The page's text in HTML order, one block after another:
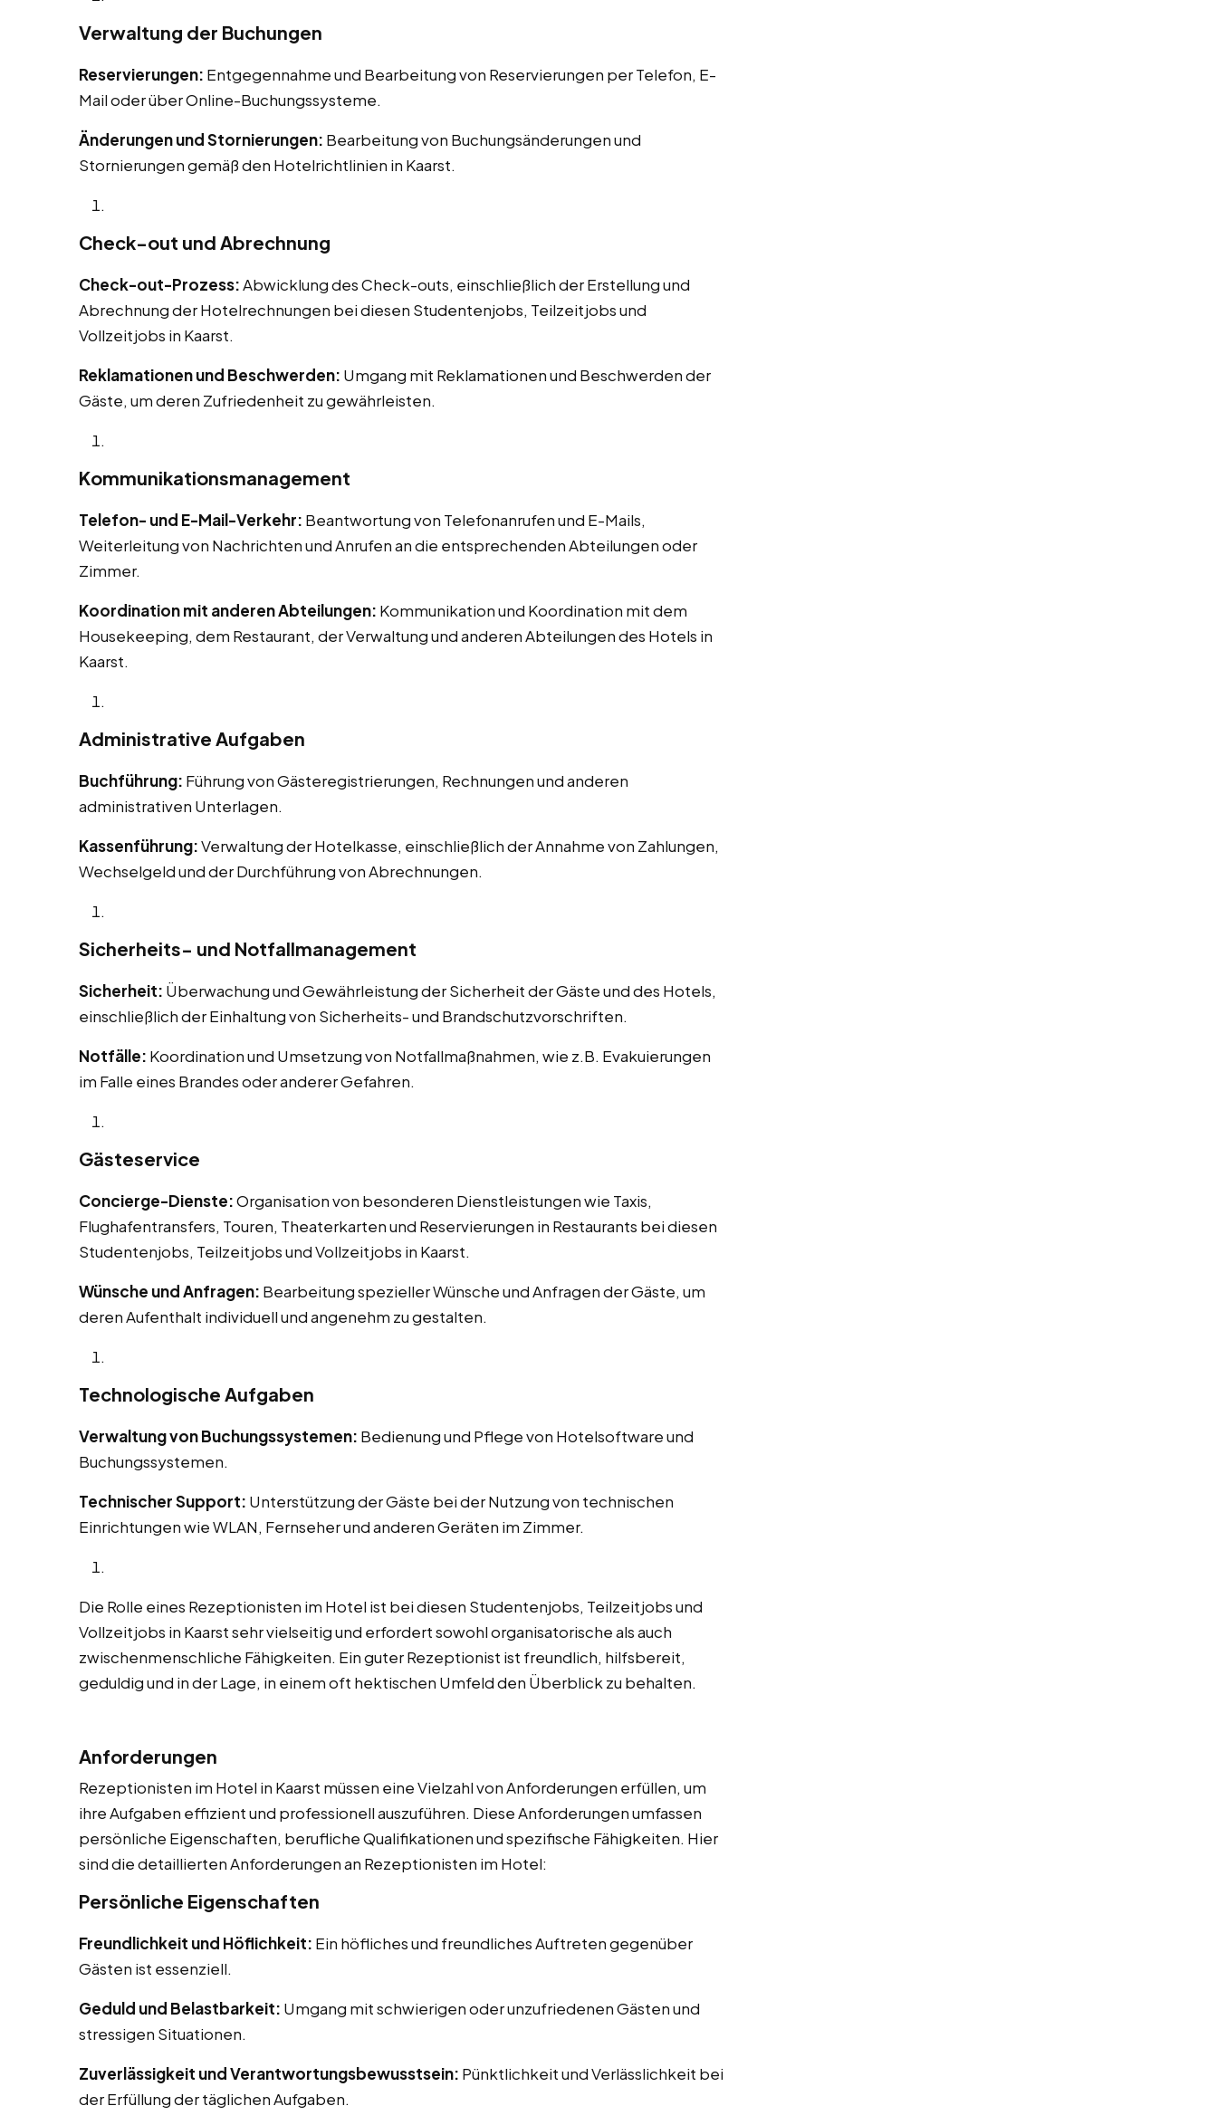
Verwaltung der Buchungen
Reservierungen: Entgegennahme und Bearbeitung von Reservierungen per Telefon, E-
Mail oder über Online-Buchungssysteme.
Änderungen und Stornierungen: Bearbeitung von Buchungsänderungen und
Stornierungen gemäß den Hotelrichtlinien in Kaarst.
Check-out und Abrechnung
Check-out-Prozess:Abwicklung des Check-outs, einschließlich der Erstellung und
Abrechnung der Hotelrechnungen bei diesen Studentenjobs, Teilzeitjobs und
Vollzeitjobs in Kaarst.
Reklamationen und Beschwerden: Umgang mit Reklamationen und Beschwerden der
Gäste, um deren Zufriedenheit zu gewährleisten.
Kommunikationsmanagement
Telefon- und E-Mail-Verkehr: Beantwortung von Telefonanrufen und E-Mails,
Weiterleitung von Nachrichten und Anrufen an die entsprechenden Abteilungen oder
Zimmer.
Koordination mit anderen Abteilungen: Kommunikation und Koordination mit dem
Housekeeping, dem Restaurant, der Verwaltung und anderen Abteilungen des Hotels in
Kaarst.
Administrative Aufgaben
Buchführung: Führung von Gästeregistrierungen, Rechnungen und anderen
administrativen Unterlagen.
Kassenführung:Verwaltung der Hotelkasse, einschließlich der Annahme von Zahlungen,
Wechselgeld und der Durchführung von Abrechnungen.
Sicherheits- und Notfallmanagement
Sicherheit: Überwachung und Gewährleistung der Sicherheit der Gäste und des Hotels,
einschließlich der Einhaltung von Sicherheits- und Brandschutzvorschriften.
Notfälle: Koordination und Umsetzung von Notfallmaßnahmen, wie z.B. Evakuierungen
im Falle eines Brandes oder anderer Gefahren.
Gästeservice
Concierge-Dienste:Organisation von besonderen Dienstleistungen wie Taxis,
Flughafentransfers, Touren, Theaterkarten und Reservierungen in Restaurants bei diesen
Studentenjobs, Teilzeitjobs und Vollzeitjobs in Kaarst.
Wünsche und Anfragen: Bearbeitung spezieller Wünsche und Anfragen der Gäste, um
deren Aufenthalt individuell und angenehm zu gestalten.
Technologische Aufgaben
Verwaltung von Buchungssystemen: Bedienung und Pflege von Hotelsoftware und
Buchungssystemen.
Technischer Support: Unterstützung der Gäste bei der Nutzung von technischen
Einrichtungen wie WLAN, Fernseher und anderen Geräten im Zimmer.
Die Rolle eines Rezeptionisten im Hotel ist bei diesen Studentenjobs, Teilzeitjobs und
Vollzeitjobs in Kaarst sehr vielseitig und erfordert sowohl organisatorische als auch
zwischenmenschliche Fähigkeiten. Ein guter Rezeptionist ist freundlich, hilfsbereit,
geduldig und in der Lage, in einem oft hektischen Umfeld den Überblick zu behalten.
Anforderungen
Rezeptionisten im Hotel in Kaarst müssen eine Vielzahl von Anforderungen erfüllen, um
ihre Aufgaben effizient und professionell auszuführen. Diese Anforderungen umfassen
persönliche Eigenschaften, berufliche Qualifikationen und spezifische Fähigkeiten. Hier
sind die detaillierten Anforderungen an Rezeptionisten im Hotel:
Persönliche Eigenschaften
Freundlichkeit und Höflichkeit: Ein höfliches und freundliches Auftreten gegenüber
Gästen ist essenziell.
Geduld und Belastbarkeit: Umgang mit schwierigen oder unzufriedenen Gästen und
stressigen Situationen.
Zuverlässigkeit und Verantwortungsbewusstsein: Pünktlichkeit und Verlässlichkeit bei
der Erfüllung der täglichen Aufgaben.